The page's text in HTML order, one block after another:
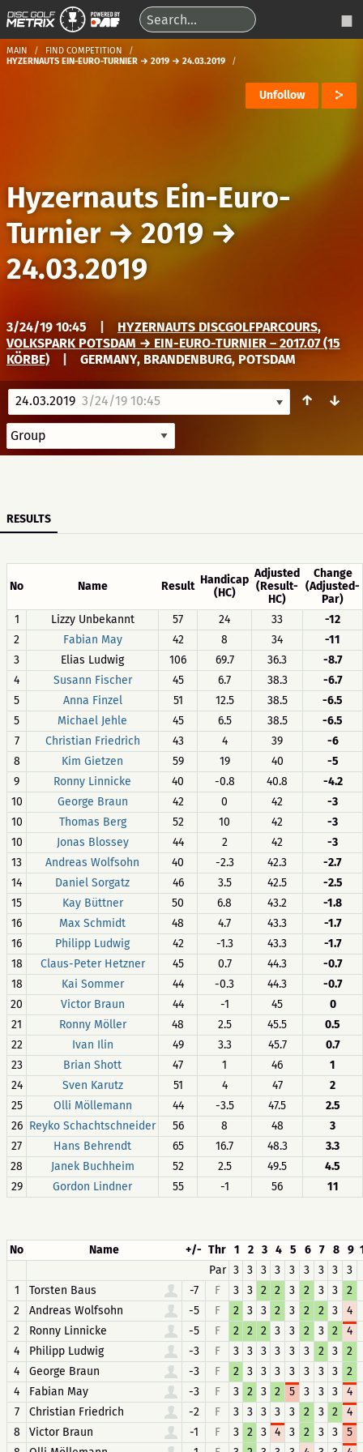
MAIN
FIND COMPETITION
HYZERNAUTS EIN-EURO-TURNIER → 2019 → 24.03.2019
Unfollow
Hyzernauts Ein-Euro-
Turnier→ 2019 →
24.03.2019
3/24/19 10:45
HYZERNAUTS DISCGOLFPARCOURS,
VOLKSPARK POTSDAM → EIN-EURO-TURNIER – 2017.07 (15
KÖRBE)
GERMANY, BRANDENBURG, POTSDAM
24.03.2019 3/24/19 10:45 ↑ ↓
RESULTS
No Name Result Handicap
(HC)
Adjusted
(Result-
HC)
Change
(Adjusted-
Par)
1
Lizzy Unbekannt 57 24 33
-12
2
Fabian May 42 8 34
-11
3
Elias Ludwig 106 69.7 36.3
-8.7
4
Susann Fischer 45 6.7 38.3
-6.7
5
Anna Finzel 51 12.5 38.5
-6.5
5
Michael Jehle 45 6.5 38.5
-6.5
7
Christian Friedrich 43 4 39
-6
8
Kim Gietzen 59 19 40
-5
9
Ronny Linnicke 40 -0.8 40.8
-4.2
10
George Braun 42 0 42
-3
10
Thomas Berg 52 10 42
-3
10
Jonas Blossey 44 2 42
-3
13
Andreas Wolfsohn 40 -2.3 42.3
-2.7
14
Daniel Sorgatz 46 3.5 42.5
-2.5
15
Kay Büttner 50 6.8 43.2
-1.8
16
Max Schmidt 48 4.7 43.3
-1.7
16
Philipp Ludwig 42 -1.3 43.3
-1.7
18
Claus-Peter Hetzner 45 0.7 44.3
-0.7
18
Kai Sommer 44 -0.3 44.3
-0.7
20
Victor Braun 44 -1 45
0
21
Ronny Möller 48 2.5 45.5
0.5
22
Ivan Ilin 49 3.3 45.7
0.7
23
Brian Shott 47 1 46
1
24
Sven Karutz 51 4 47
2
25
Olli Möllemann 44 -3.5 47.5
2.5
26 Reyko Schachtschneider 56 8 48
3
27
Hans Behrendt 65 16.7 48.3
3.3
28
Janek Buchheim 52 2.5 49.5
4.5
29
Gordon Lindner 55 -1 56 11
No Name +/- Thr 1 2 3 4 5 6 7 8 9
Par 3 3 3 3 3 3 3 3
3
1
Torsten Baus -7 F 3 3 2 2 3 2 3 3
2
2
Andreas Wolfsohn -5 F 2 3 3 2 3 2 2 3
4
2
Ronny Linnicke -5 F 2 2 2 3 3 2 3 2
4
4
Philipp Ludwig -3 F 3 3 3 3 3 3 2 3
2
4
George Braun -3 F 2 3 3 3 3 3 3 3
2
4
Fabian May -3 F 3 2 3 2 5 3 3 3
4
7
Christian Friedrich -2 F 3 3 3 3 3 2 3 2
4
8
Victor Braun -1 F 3 2 3 4 3 2 3 3
5